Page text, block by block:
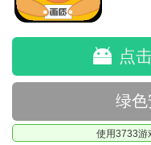
点
绿
使用3733游